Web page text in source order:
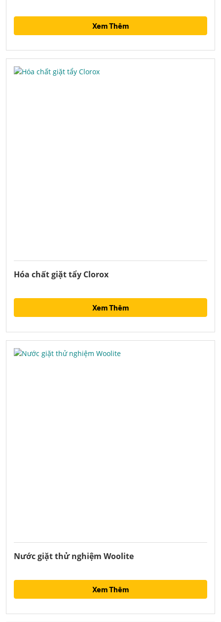
Xem Thêm
Hóa chất giặt tẩy Clorox
Xem Thêm
Nước giặt thử nghiệm Woolite
Xem Thêm